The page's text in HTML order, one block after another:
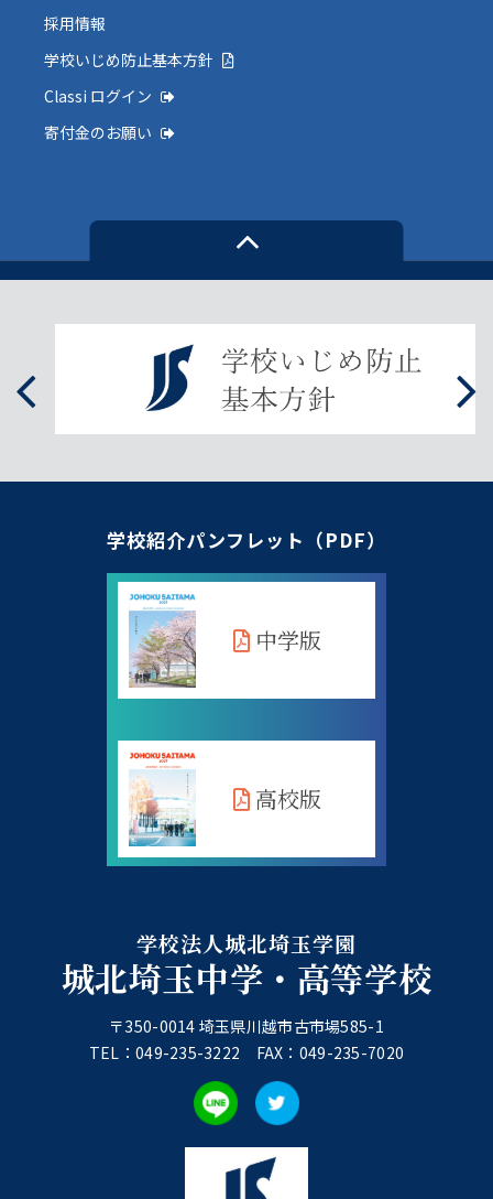
採用情報
学校いじめ防止基本方針
Classi ログイン
寄付金のお願い
学校法人城北埼玉学園
城北埼玉中学・高等学校
〒350-0014 埼玉県川越市古市場585-1
TEL：049-235-3222 FAX：049-235-7020
学校紹介パンフレット（PDF）
中学版
高校版